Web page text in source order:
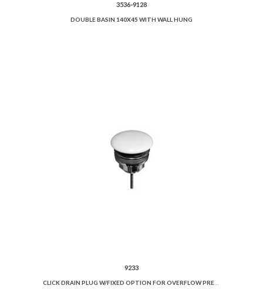
3536-9128
DOUBLE BASIN 140X45 WITH WALL HUNG
9233
CLICK DRAIN PLUG W/FIXED OPTION FOR OVERFLOW PREVENTION AND CERAMIC COVER.